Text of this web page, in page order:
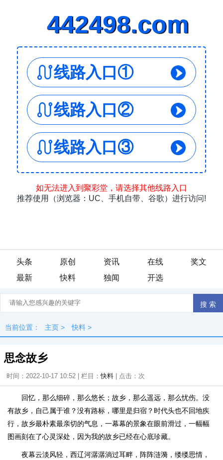
头条 原创 资讯 在线
奖文
最新
快料 独闻 开选
当前位置： 主页 > 快料 >
思念故乡
时间：2022-10-17 10:52 | 栏目：快料 | 点击： 次
回忆，那么细碎，那么悠长；故乡，那么遥远，那么忧伤。没
有故乡，自己属于谁？没有路标，哪里是归宿？时代头也不回地疾
行，故乡最朴素最亲切的气息，一幕幕的景象在眼前滑过，一幅幅
图画刻在了心灵深处，因为我的故乡已经在心底珍藏。
夜幕云淡风轻，西辽河潺潺淌过耳畔，阵阵涟漪，缕缕思情，